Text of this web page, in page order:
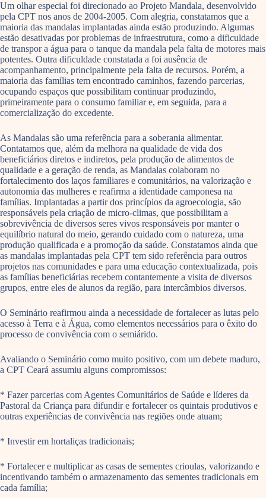
Um olhar especial foi direcionado ao Projeto Mandala, desenvolvido
pela CPT nos anos de 2004-2005. Com alegria, constatamos que a
maioria das mandalas implantadas ainda estão produzindo. Algumas
estão desativadas por problemas de infraestrutura, como a dificuldade
de transpor a água para o tanque da mandala pela falta de motores mais
potentes. Outra dificuldade constatada a foi ausência de
acompanhamento, principalmente pela falta de recursos. Porém, a
maioria das famílias tem encontrado caminhos, fazendo parcerias,
ocupando espaços que possibilitam continuar produzindo,
primeiramente para o consumo familiar e, em seguida, para a
comercialização do excedente.
As Mandalas são uma referência para a soberania alimentar.
Contatamos que, além da melhora na qualidade de vida dos
beneficiários diretos e indiretos, pela produção de alimentos de
qualidade e a geração de renda, as Mandalas colaboram no
fortalecimento dos laços familiares e comunitários, na valorização e
autonomia das mulheres e reafirma a identidade camponesa na
famílias. Implantadas a partir dos princípios da agroecologia, são
responsáveis pela criação de micro-climas, que possibilitam a
sobrevivência de diversos seres vivos responsáveis por manter o
equilíbrio natural do meio, gerando cuidado com o natureza, uma
produção qualificada e a promoção da saúde. Constatamos ainda que
as mandalas implantadas pela CPT tem sido referência para outros
projetos nas comunidades e para uma educação contextualizada, pois
as famílias beneficiárias recebem contantemente a visita de diversos
grupos, entre eles de alunos da região, para intercâmbios diversos.
O Seminário reafirmou ainda a necessidade de fortalecer as lutas pelo
acesso à Terra e à Água, como elementos necessários para o êxito do
processo de convivência com o semiárido.
Avaliando o Seminário como muito positivo, com um debete maduro,
a CPT Ceará assumiu alguns compromissos:
* Fazer parcerias com Agentes Comunitários de Saúde e líderes da
Pastoral da Criança para difundir e fortalecer os quintais produtivos e
outras experiências de convivência nas regiões onde atuam;
* Investir em hortaliças tradicionais;
* Fortalecer e multiplicar as casas de sementes crioulas, valorizando e
incentivando também o armazenamento das sementes tradicionais em
cada família;